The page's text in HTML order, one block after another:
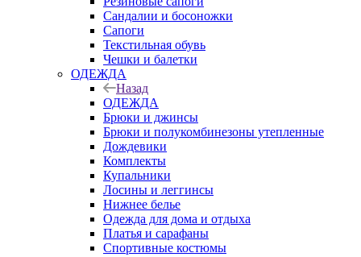
Сандалии и босоножки
Сапоги
Текстильная обувь
Чешки и балетки
ОДЕЖДА
Назад
ОДЕЖДА
Брюки и джинсы
Брюки и полукомбинезоны утепленные
Дождевики
Комплекты
Купальники
Лосины и леггинсы
Нижнее белье
Одежда для дома и отдыха
Платья и сарафаны
Спортивные костюмы